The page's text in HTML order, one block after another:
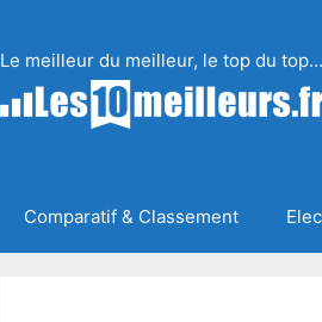
Le meilleur du meilleur, le top du top…
Comparatif & Classement